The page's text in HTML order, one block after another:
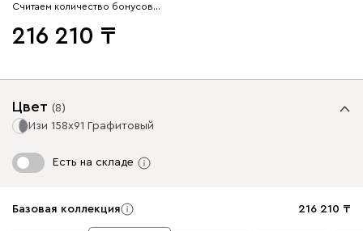
Считаем количество бонусов…
216 210
Цвет (8)
Изи 158x91 Графитовый
Есть на складе
Базовая коллекция 216 210